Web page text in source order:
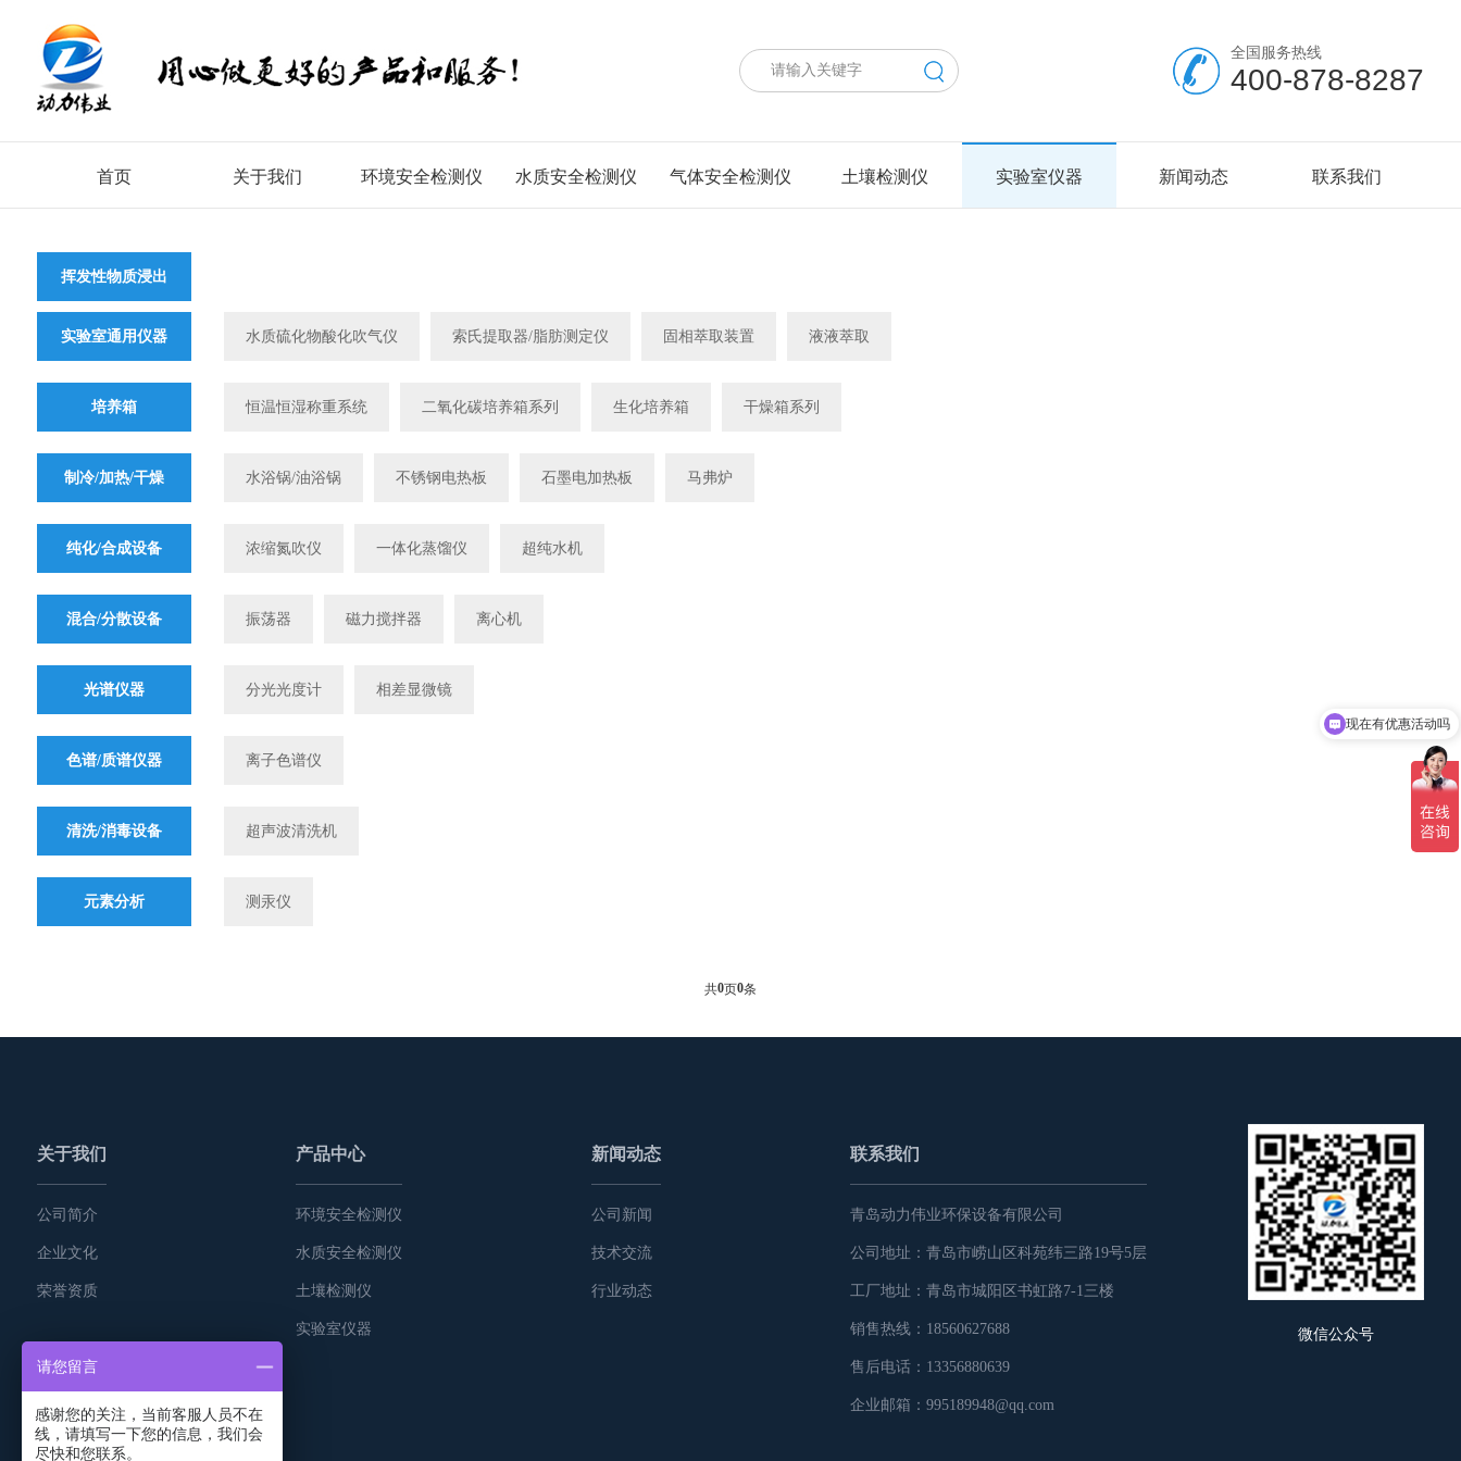
全国服务热线
400-878-8287
首页 关于我们 环境安全检测仪 水质安全检测仪 气体安全检测仪 土壤检测仪 实验室仪器 新闻动态 联系我们
挥发性物质浸出
设备
实验室通用仪器 水质硫化物酸化吹气仪 索氏提取器/脂肪测定仪 固相萃取装置 液液萃取
培养箱 恒温恒湿称重系统 二氧化碳培养箱系列 生化培养箱 干燥箱系列
制冷/加热/干燥
设备
水浴锅/油浴锅 不锈钢电热板 石墨电加热板 马弗炉
纯化/合成设备 浓缩氮吹仪 一体化蒸馏仪 超纯水机
混合/分散设备 振荡器 磁力搅拌器 离心机
光谱仪器 分光光度计 相差显微镜
色谱/质谱仪器 离子色谱仪
清洗/消毒设备 超声波清洗机
元素分析 测汞仪
共0页0条
关于我们
公司简介
企业文化
荣誉资质
产品中心
环境安全检测仪
水质安全检测仪
土壤检测仪
实验室仪器
新闻动态
公司新闻
技术交流
行业动态
联系我们
青岛动力伟业环保设备有限公司
公司地址：青岛市崂山区科苑纬三路19号5层
工厂地址：青岛市城阳区书虹路7-1三楼
销售热线：18560627688
售后电话：13356880639
企业邮箱：995189948@qq.com
微信公众号
现在有优惠活动吗
请您留言
感谢您的关注，当前客服人员不在
线，请填写一下您的信息，我们会
尽快和您联系。